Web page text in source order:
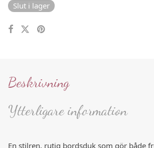
Slut i lager
Beskrivning
Ytterligare information
En stilren, rutig bordsduk som gör både